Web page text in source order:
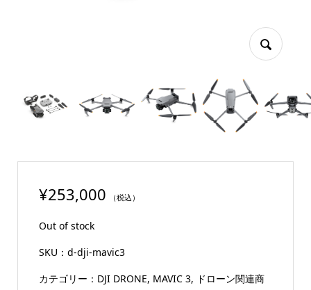
¥253,000 （税込）
Out of stock
SKU： d-dji-mavic3
カテゴリー： DJI DRONE, MAVIC 3, ドローン関連商